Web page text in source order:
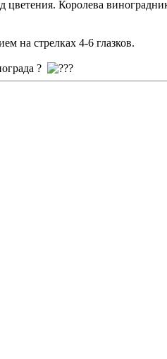
Королева
на стрелках 4-6 глазков.
?